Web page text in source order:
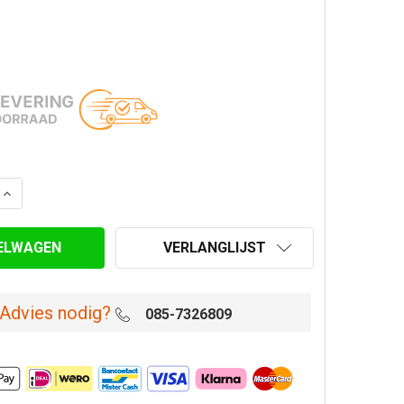
VAN REGENKAP Ø 200/250 MM DUBBELWANDIG
VERHOOG AANTAL VAN REGENKAP Ø 200/250 MM
VERLANGLIJST
Advies nodig? 085-7326809